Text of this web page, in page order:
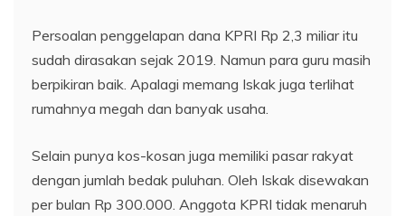
Persoalan penggelapan dana KPRI Rp 2,3 miliar itu
sudah dirasakan sejak 2019. Namun para guru masih
berpikiran baik. Apalagi memang Iskak juga terlihat
rumahnya megah dan banyak usaha.
Selain punya kos-kosan juga memiliki pasar rakyat
dengan jumlah bedak puluhan. Oleh Iskak disewakan
per bulan Rp 300.000. Anggota KPRI tidak menaruh